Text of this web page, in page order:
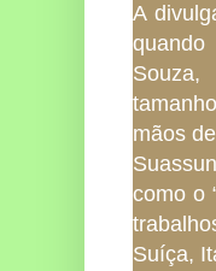
A
mãos
como o
Suíça,